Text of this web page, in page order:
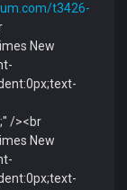
t3426-
New
/><br
New